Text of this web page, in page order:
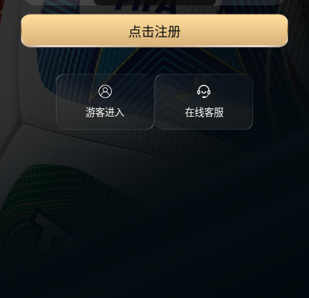
点击注册
游客进入 在线客服